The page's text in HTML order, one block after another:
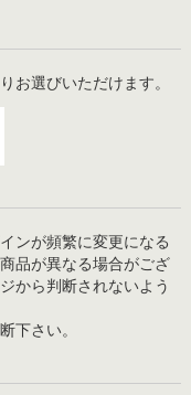
お選びいただけます。
ンが頻繁に変更になる
品が異なる場合がござ
から判断されないよう
下さい。